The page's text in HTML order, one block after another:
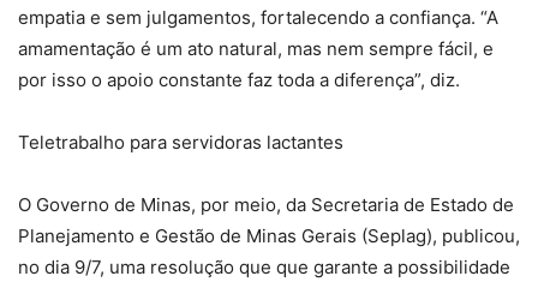
empatia e sem julgamentos, fortalecendo a confiança. “A
amamentação é um ato natural, mas nem sempre fácil, e
por isso o apoio constante faz toda a diferença”, diz.
Teletrabalho para servidoras lactantes
O Governo de Minas, por meio, da Secretaria de Estado de
Planejamento e Gestão de Minas Gerais (Seplag), publicou,
no dia 9/7, uma resolução que que garante a possibilidade